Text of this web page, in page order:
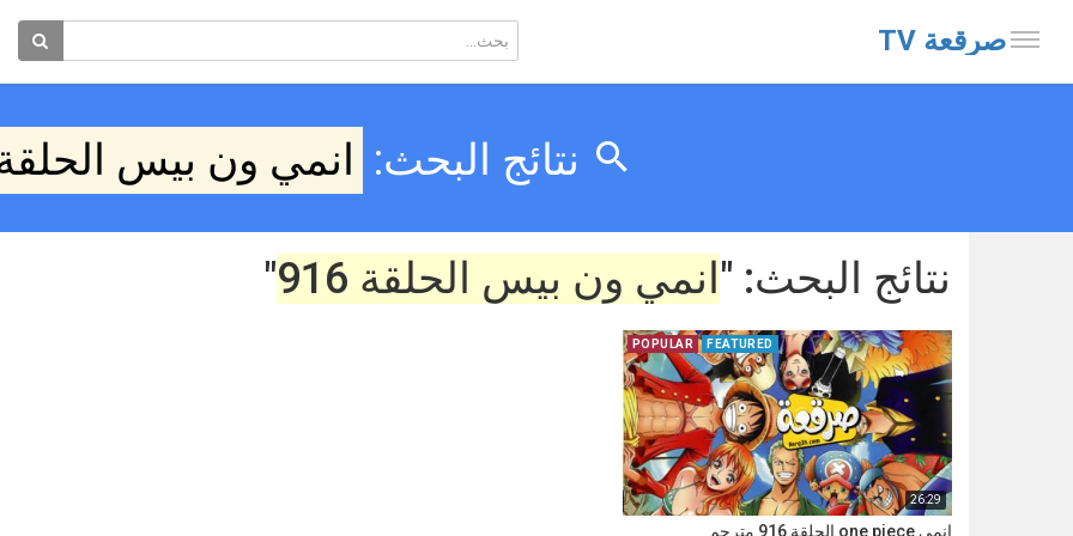
صرقعة TV
نتائج البحث: انمي ون بيس الحلقة
نتائج البحث: " انمي ون بيس الحلقة 916 "
26:29
POPULAR FEATURED
انمي one piece الحلقة 916 مترجم